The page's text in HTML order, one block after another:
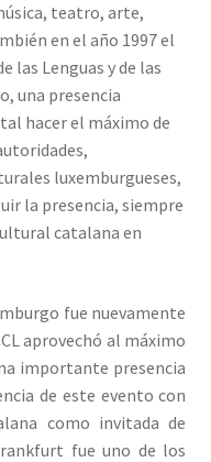
teatro, arte,
en el año 1997 el
las Lenguas y de las
una presencia
hacer el máximo de
luxemburgueses,
la presencia, siempre
catalana en
fue nuevamente
aprovechó al máximo
importante presencia
de este evento con
como invitada de
fue uno de los